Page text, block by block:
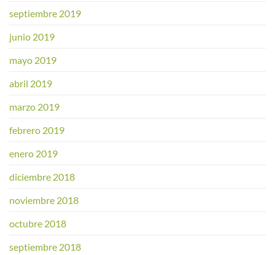
septiembre 2019
junio 2019
mayo 2019
abril 2019
marzo 2019
febrero 2019
enero 2019
diciembre 2018
noviembre 2018
octubre 2018
septiembre 2018